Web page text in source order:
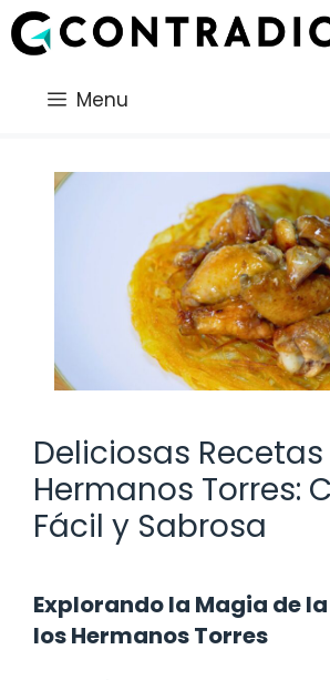
Saltar
al
Menu
Deliciosas
Hermanos Torres:
Fácil y Sabrosa
Explorando la Magia de
los Hermanos Torres